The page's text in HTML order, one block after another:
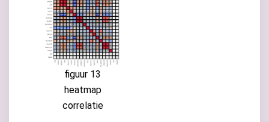
figuur 13
heatmap
correlatie